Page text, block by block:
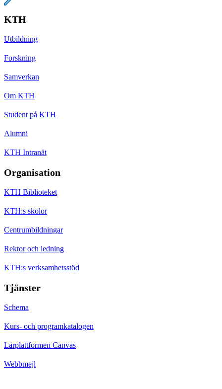
KTH
Utbildning
Forskning
Samverkan
Om KTH
Student på KTH
Alumni
KTH Intranät
Organisation
KTH Biblioteket
KTH:s skolor
Centrumbildningar
Rektor och ledning
KTH:s verksamhetsstöd
Tjänster
Schema
Kurs- och programkatalogen
Lärplattformen Canvas
Webbmejl